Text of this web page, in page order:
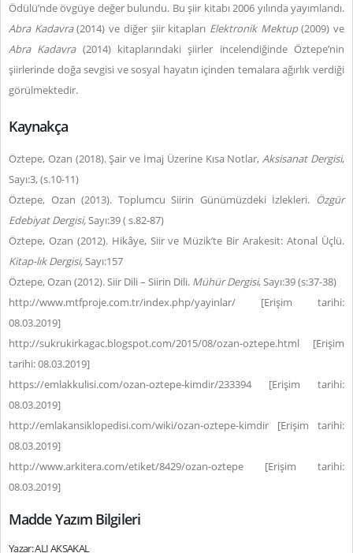
Ödülü’nde övgüye değer bulundu. Bu şiir kitabı 2006 yılında yayımlandı.
Abra Kadavra(2014) ve diğer şiir kitapları Elektronik Mektup(2009) ve
Abra Kadavra(2014) kitaplarındaki şiirler incelendiğinde Öztepe’nin
şiirlerinde doğa sevgisi ve sosyal hayatın içinden temalara ağırlık verdiği
görülmektedir.
Kaynakça
Öztepe, Ozan (2018). Şair ve İmaj Üzerine Kısa Notlar,Aksisanat Dergisi,
Sayı:3, (s.10-11)
Öztepe, Ozan (2013). Toplumcu Siirin Günümüzdeki İzlekleri. Özgür
Edebiyat Dergisi,Sayı:39 ( s.82-87)
Öztepe, Ozan (2012). Hikâye, Siir ve Müzik’te Bir Arakesit: Atonal Üçlü.
Kitap-lık Dergisi,Sayı:157
Öztepe, Ozan (2012). Siir Dili – Siirin Dili. Mühür Dergisi, Sayı:39 (s:37-38)
http://www.mtfproje.com.tr/index.php/yayinlar/ [Erişim tarihi:
08.03.2019]
http://sukrukirkagac.blogspot.com/2015/08/ozan-oztepe.html [Erişim
tarihi: 08.03.2019]
https://emlakkulisi.com/ozan-oztepe-kimdir/233394 [Erişim tarihi:
08.03.2019]
http://emlakansiklopedisi.com/wiki/ozan-oztepe-kimdir [Erişim tarihi:
08.03.2019]
http://www.arkitera.com/etiket/8429/ozan-oztepe [Erişim tarihi:
08.03.2019]
Madde Yazım Bilgileri
Yazar: ALI AKSAKAL